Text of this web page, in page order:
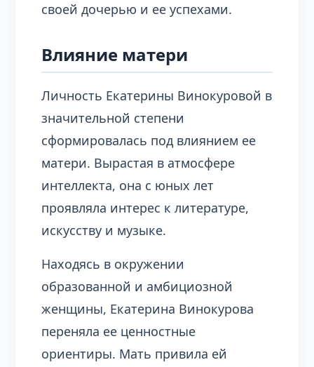
своей дочерью и ее успехами.
Влияние матери
Личность Екатерины Винокуровой в
значительной степени
сформировалась под влиянием ее
матери. Вырастая в атмосфере
интеллекта, она с юных лет
проявляла интерес к литературе,
искусству и музыке.
Находясь в окружении
образованной и амбициозной
женщины, Екатерина Винокурова
переняла ее ценностные
ориентиры. Мать привила ей